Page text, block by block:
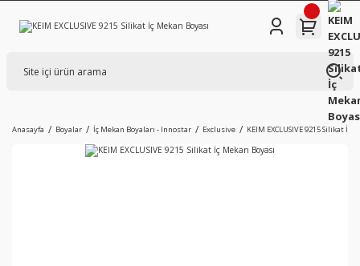
Anasayfa Boyalar İç Mekan Boyaları - Innostar Exclusive KEIM EXCLUSIVE 9215 Silikat İç